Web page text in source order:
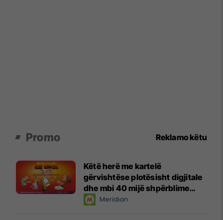
Promo Reklamo këtu
Këtë herë me kartelë
gërvishtëse plotësisht digjitale
dhe mbi 40 mijë shpërblime
instant!Meridian